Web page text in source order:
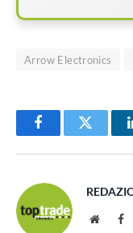
Arrow Electronics
FacebookTwitter
Website